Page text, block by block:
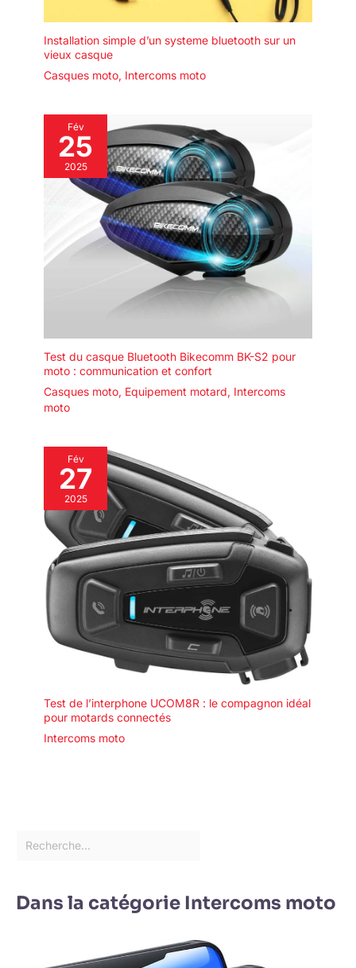
écouter des chansons, naviguer,
répondre à des appels en
même temps. Compatible avec
la plupart des interphones tiers.
musique lors de leurs
déplacements. APPEL
INTERCOM A LONGUE
DISTANCE DE 500 MÈTRES : Le
casque bluetooth peut être
utilisé par deux personnes pour
se parler, et la distance
d'intercom est de 500 mètres
pour les appels en temps réel.
Partagez la joie de l'aventure
avec vos amis lors de vos
déplacements en voiture, moto,
ski, parachutisme et autres
activités.
Installation simple d’un systeme bluetooth sur un
vieux casque
Casques moto, Intercoms moto
Fév
25
2025
Test du casque Bluetooth Bikecomm BK-S2 pour
moto : communication et confort
Casques moto, Equipement motard, Intercoms
moto
Fév
27
2025
Test de l’interphone UCOM8R : le compagnon idéal
pour motards connectés
Intercoms moto
Dans la catégorie Intercoms moto